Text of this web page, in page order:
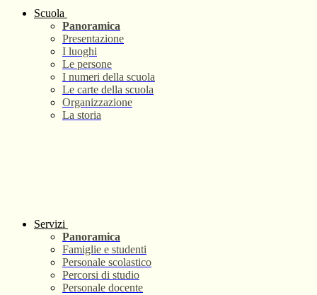
Scuola
Panoramica
Presentazione
I luoghi
Le persone
I numeri della scuola
Le carte della scuola
Organizzazione
La storia
Servizi
Panoramica
Famiglie e studenti
Personale scolastico
Percorsi di studio
Personale docente